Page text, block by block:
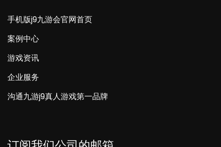
手机版j9九游会官网首页
案例中心
游戏资讯
企业服务
沟通九游j9真人游戏第一品牌